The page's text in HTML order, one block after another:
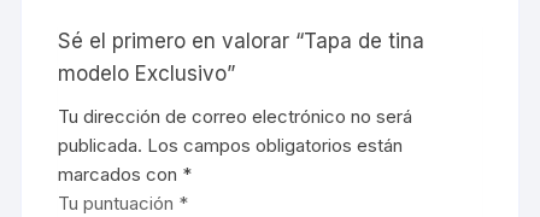
Sé el primero en valorar “Tapa de tina
modelo Exclusivo”
Tu dirección de correo electrónico no será
publicada. Los campos obligatorios están
marcados con *
Tu puntuación *